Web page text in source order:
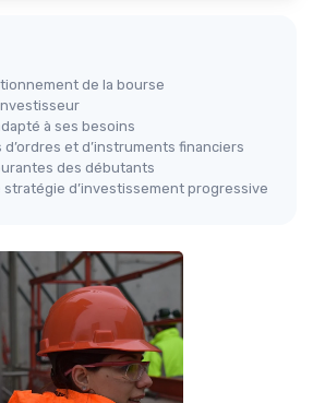
de la bourse
à ses besoins
et d’instruments financiers
des débutants
d’investissement progressive